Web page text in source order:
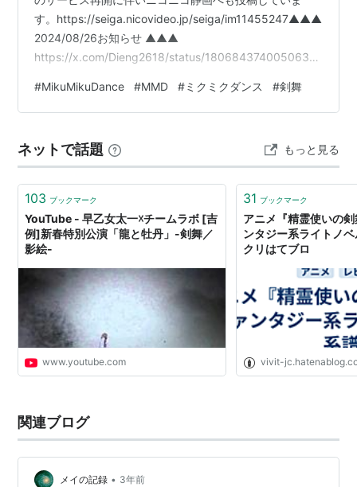
す。https://seiga.nicovideo.jp/seiga/im11455247▲▲▲
2024/08/26お知らせ ▲▲▲
https://x.com/Dieng2618/status/18068437400506371
ブログのみの公開となります。 ◆説明 (1) ポーズは次の
配布モーション5912フレーム目を元に調整したもので
https://www.bili…
#MikuMikuDance #MMD #ミクミクダンス #剣舞
ネットで話題 もっと見る
103 ブックマーク
YouTube - 早乙女太一☓チームラボ [吉
例]新春特別公演「龍と牡丹」-剣舞／
影絵-
www.youtube.com
31 ブックマーク
アニメ『精霊使いの
ンタジー系ライトノ
クリはてブロ
vivit-
関連ブログ
メイの記録 • 3年前